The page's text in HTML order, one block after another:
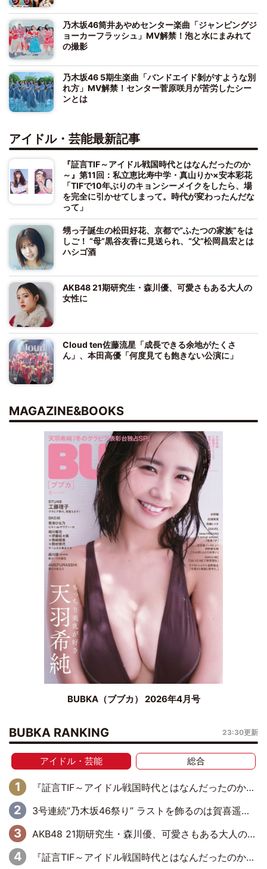
乃木坂46筒井あやめセンター楽曲「ジャンピングジ
ョーカーフラッシュ」MV解禁！泡と水にまみれて
の撮影
乃木坂46 5期生楽曲「バンドエイド剝がすような別
れ方」MV解禁！センター菅原咲月が苦労したシー
ンとは
アイドル・芸能最新記事
『証言TIF～アイドル戦国時代とはなんだったのか
～』第11回：私立恵比寿中学・真山りか×安本彩花
「TIFで10年ぶりのキョンシーメイクをしたら、場
を完全に引かせてしまって。時代が変わったんだな
って」
甥っ子誕生の松田好花、京都で“ふたつの家族”をは
しご！ “母”黒谷友香に見送られ、“父”松岡昌宏とは
ハシゴ酒
AKB48 21期研究生・森川優、可愛さもある大人の
女性に
Cloud ten佐藤流星「成長できる余地がたくさ
ん」、本田高優「何度見ても飽きない公演に」
MAGAZINE&BOOKS
BUBKA（ブブカ） 2026年4月号
BUBKA RANKING 23:30更新
アイドル・芸能 総合
『証言TIF～アイドル戦国時代とはなんだったのか～』第6回：でんぱ組.inc・古川未鈴×相沢梨紗「『ハロプロやりたかったな』って言ったら、夢眠ねむさんに『てめえはでんぱ組．incなんだよ！』って肩パンされて(笑)」
3号連続“乃木坂46祭り” ラストを飾るのは賀喜遥香…5年ぶりの登場に「5年分大人になった私を見ていただけたら」
AKB48 21期研究生・森川優、可愛さもある大人の女性に
『証言TIF～アイドル戦国時代とはなんだったのか～』第11回：私立恵比寿中学・真山りか×安本彩花「TIFで10年ぶりのキョンシーメイクをしたら、場を完全に引かせてしまって。時代が変わったんだなって」